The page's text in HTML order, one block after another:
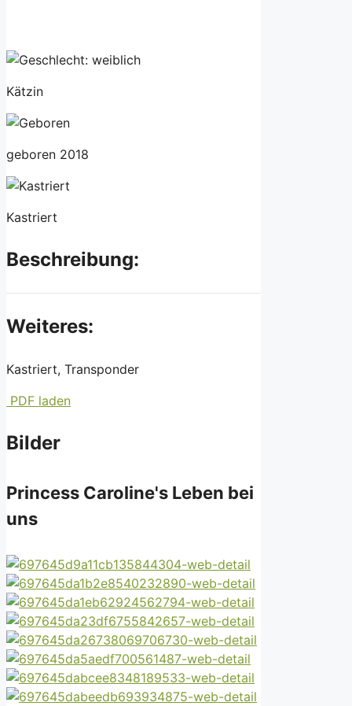
Kätzin
geboren 2018
Kastriert
Beschreibung:
Weiteres:
Kastriert, Transponder
PDF laden
Bilder
Princess Caroline's Leben bei
uns